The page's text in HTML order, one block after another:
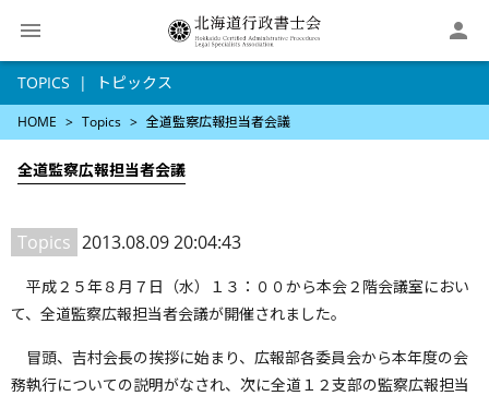

TOPICS トピックス
HOME Topics 全道監察広報担当者会議
全道監察広報担当者会議
Topics 2013.08.09 20:04:43
平成２５年８月７日（水）１３：００から本会２階会議室におい
て、全道監察広報担当者会議が開催されました。
冒頭、吉村会長の挨拶に始まり、広報部各委員会から本年度の会
務執行についての説明がなされ、次に全道１２支部の監察広報担当